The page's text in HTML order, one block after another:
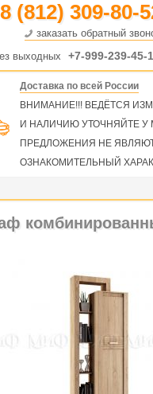
8 (812) 309-80-
заказать обратный
выходных +7-999-239-45-
Доставка по всей России
ВНИМАНИЕ!!! ВЕДЁТСЯ
И НАЛИЧИЮ УТОЧНЯЙТЕ
ПРЕДЛОЖЕНИЯ НЕ
ОЗНАКОМИТЕЛЬНЫЙ